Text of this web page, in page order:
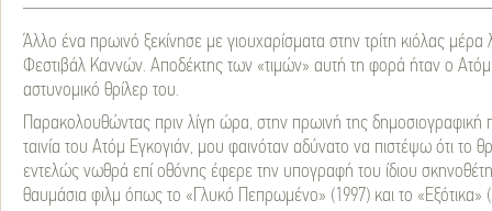
Άλλο ένα πρωινό ξεκίνησε με γιουχαρίσματα στην τρίτη κιόλας μέρα
Φεστιβάλ Καννών. Αποδέκτης των «τιμών» αυτή τη φορά ήταν ο Ατόμ
αστυνομικό θρίλερ του.
Παρακολουθώντας πριν λίγη ώρα, στην πρωινή της δημοσιογραφική
ταινία του Ατόμ Εγκογιάν, μου φαινόταν αδύνατο να πιστέψω ότι το
εντελώς νωθρά επί οθόνης έφερε την υπογραφή του ίδιου
θαυμάσια φιλμ όπως το «Γλυκό Πεπρωμένο» (1997) και το «Εξότικα»